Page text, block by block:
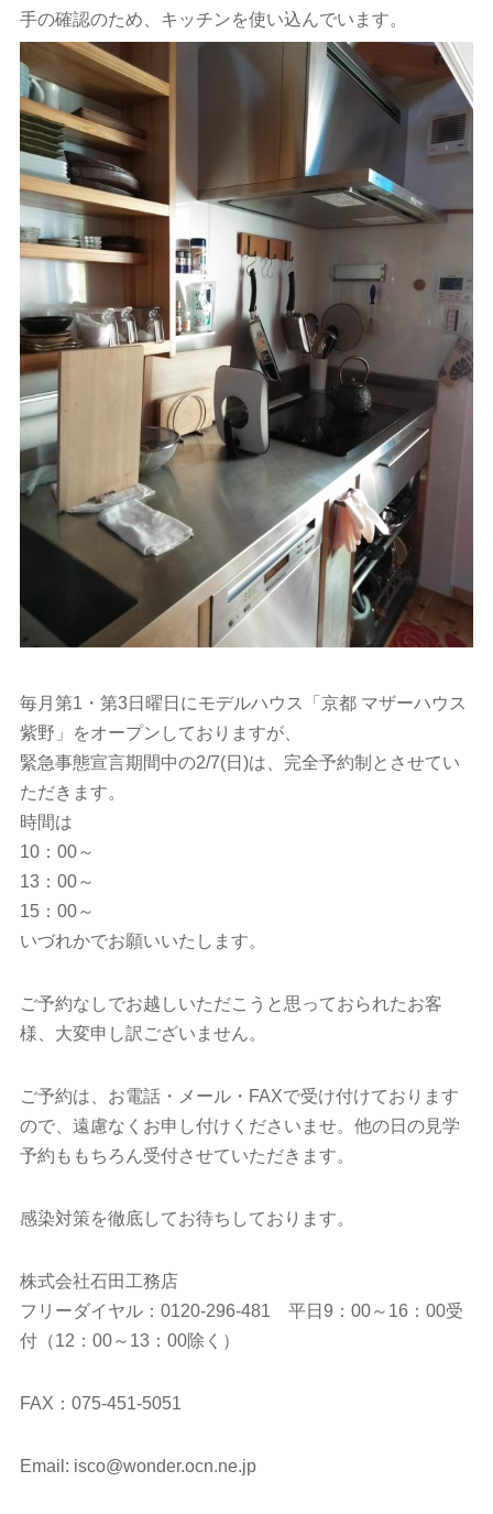
手の確認のため、キッチンを使い込んでいます。
毎月第1・第3日曜日にモデルハウス「京都 マザーハウス
紫野」をオープンしておりますが、
緊急事態宣言期間中の2/7(日)は、完全予約制とさせてい
ただきます。
時間は
10：00～
13：00～
15：00～
いづれかでお願いいたします。
ご予約なしでお越しいただこうと思っておられたお客
様、大変申し訳ございません。
ご予約は、お電話・メール・FAXで受け付けております
ので、遠慮なくお申し付けくださいませ。他の日の見学
予約ももちろん受付させていただきます。
感染対策を徹底してお待ちしております。
株式会社石田工務店
フリーダイヤル：0120-296-481 平日9：00～16：00受
付（12：00～13：00除く）
FAX：075-451-5051
Email: isco@wonder.ocn.ne.jp